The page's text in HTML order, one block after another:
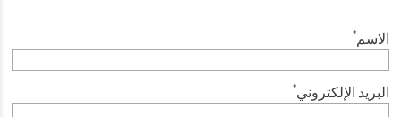
الاسم*
البريد الإلكتروني*